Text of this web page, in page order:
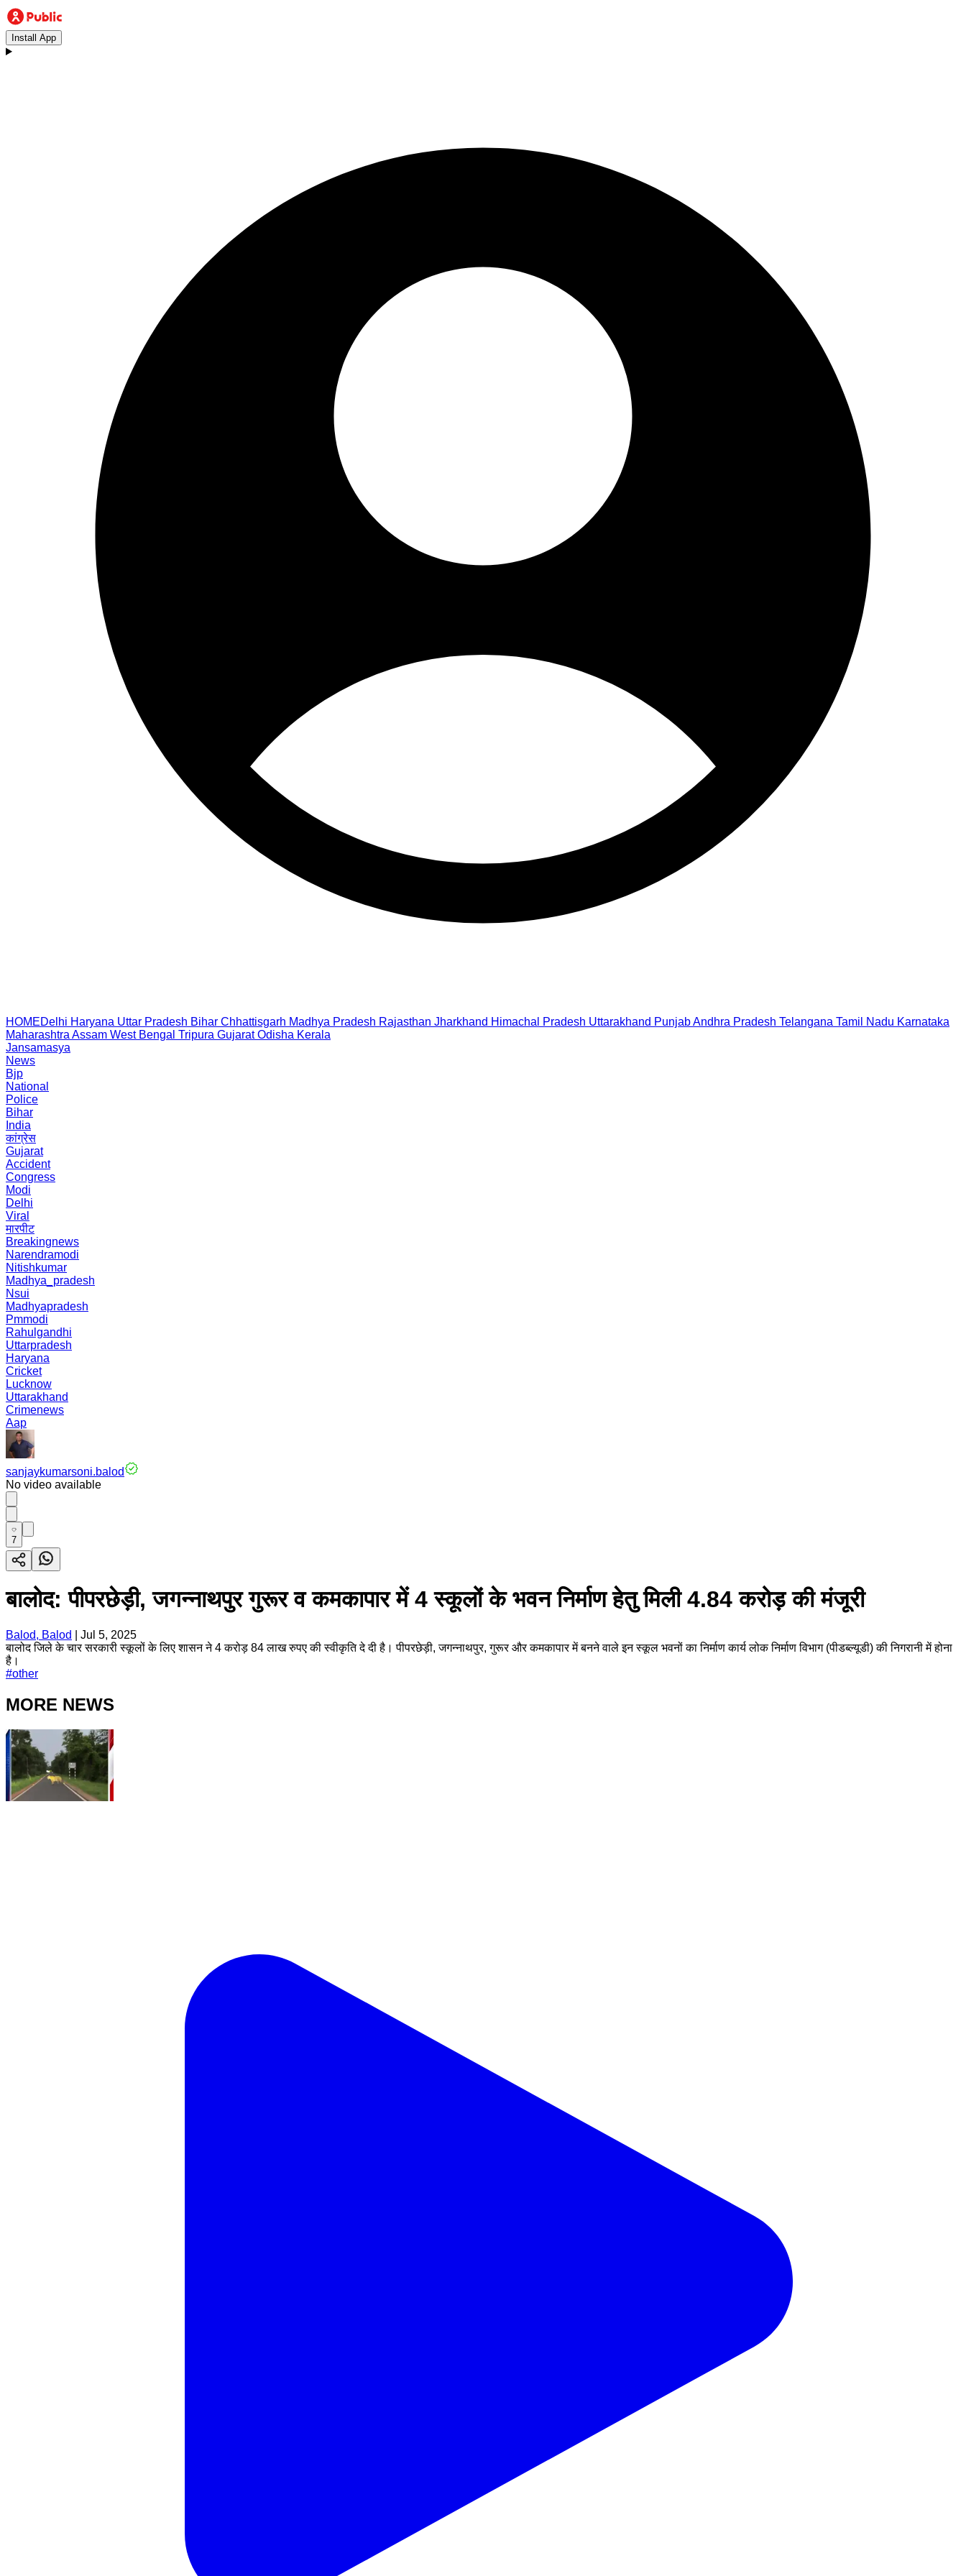
Install App
HOMEDelhi Haryana Uttar Pradesh Bihar Chhattisgarh Madhya Pradesh Rajasthan Jharkhand Himachal Pradesh Uttarakhand PunjabAndhra Pradesh Telangana Tamil Nadu Karnataka
Maharashtra Assam West Bengal Tripura Gujarat Odisha Kerala
Jansamasya
News
Bjp
National
Police
Bihar
India
कांग्रेस
Gujarat
Accident
Congress
Modi
Delhi
Viral
मारपीट
Breakingnews
Narendramodi
Nitishkumar
Madhya_pradesh
Nsui
Madhyapradesh
Pmmodi
Rahulgandhi
Uttarpradesh
Haryana
Cricket
Lucknow
Uttarakhand
Crimenews
Aap
sanjaykumarsoni.balod
No video available
7
बालोद: पीपरछेड़ी, जगन्नाथपुर गुरूर व कमकापार में 4 स्कूलों के भवन निर्माण हेतु मिली 4.84 करोड़ की मंजूरी
Balod, Balod
Jul 5, 2025
बालोद जिले के चार सरकारी स्कूलों के लिए शासन ने 4 करोड़ 84 लाख रुपए की स्वीकृति दे दी है। पीपरछेड़ी, जगन्नाथपुर, गुरूर और कमकापार में बनने वाले इन स्कूल भवनों का निर्माण कार्य लोक निर्माण विभाग (पीडब्ल्यूडी) की निगरानी में होना
है।
#other
MORE NEWS